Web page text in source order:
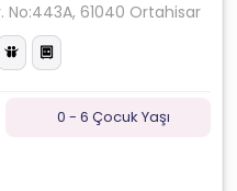
No:443A, 61040 Ortahisar
0 - 6 Çocuk Yaşı